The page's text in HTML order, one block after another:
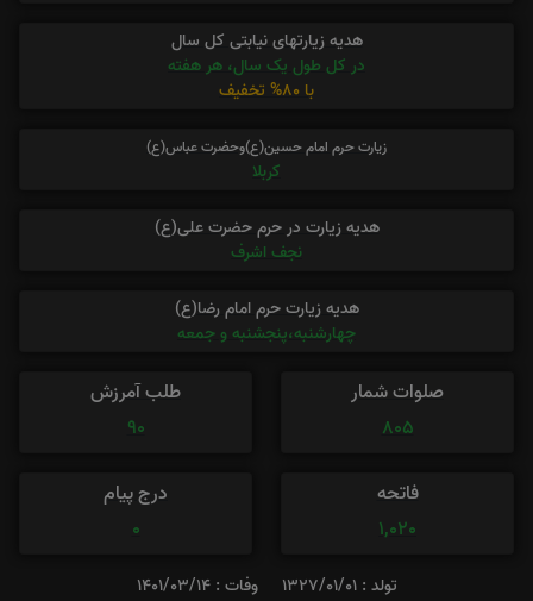
هدیه زیارتهای نیابتی کل سال
در کل طول یک سال، هر هفته
با 80% تخفیف
زیارت حرم امام حسین(ع)وحضرت عباس(ع)
کربلا
هدیه زیارت در حرم حضرت علی(ع)
نجف اشرف
هدیه زیارت حرم امام رضا(ع)
چهارشنبه،پنجشنبه و جمعه
صلوات شمار
805
طلب آمرزش
90
فاتحه
1,020
درج پیام
0
تولد : 1327/01/01 وفات : 1401/03/14